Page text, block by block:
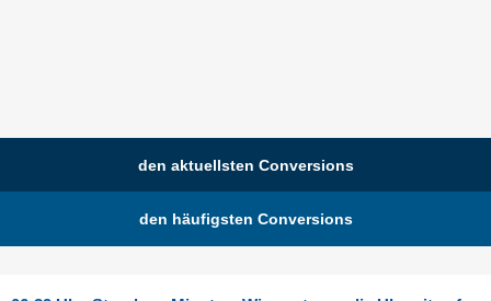
den aktuellsten Conversions
den häufigsten Conversions